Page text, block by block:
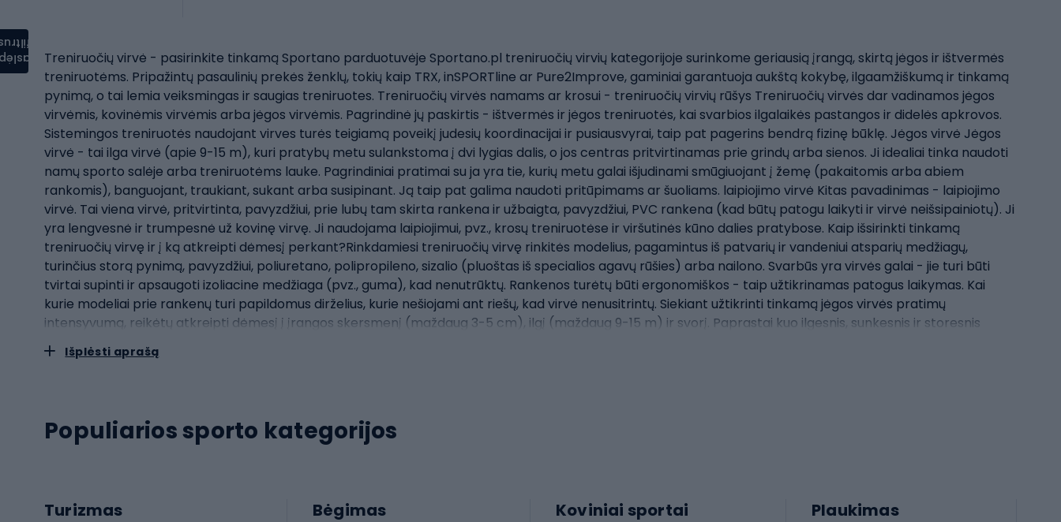
Treniruočių virvė - pasirinkite tinkamą Sportano parduotuvėje Sportano.pl treniruočių virvių kategorijoje surinkome geriausią įrangą, skirtą jėgos ir ištvermės
treniruotėms. Pripažintų pasaulinių prekės ženklų, tokių kaip TRX, inSPORTline ar Pure2Improve, gaminiai garantuoja aukštą kokybę, ilgaamžiškumą ir tinkamą
pynimą, o tai lemia veiksmingas ir saugias treniruotes. Treniruočių virvės namams ar krosui - treniruočių virvių rūšys Treniruočių virvės dar vadinamos jėgos
virvėmis, kovinėmis virvėmis arba jėgos virvėmis. Pagrindinė jų paskirtis - ištvermės ir jėgos treniruotės, kai svarbios ilgalaikės pastangos ir didelės apkrovos.
Sistemingos treniruotės naudojant virves turės teigiamą poveikį judesių koordinacijai ir pusiausvyrai, taip pat pagerins bendrą fizinę būklę. Jėgos virvė Jėgos
virvė - tai ilga virvė (apie 9-15 m), kuri pratybų metu sulankstoma į dvi lygias dalis, o jos centras pritvirtinamas prie grindų arba sienos. Ji idealiai tinka naudoti
namų sporto salėje arba treniruotėms lauke. Pagrindiniai pratimai su ja yra tie, kurių metu galai išjudinami smūgiuojant į žemę (pakaitomis arba abiem
rankomis), banguojant, traukiant, sukant arba susipinant. Ją taip pat galima naudoti pritūpimams ar šuoliams. laipiojimo virvė Kitas pavadinimas - laipiojimo
virvė. Tai viena virvė, pritvirtinta, pavyzdžiui, prie lubų tam skirta rankena ir užbaigta, pavyzdžiui, PVC rankena (kad būtų patogu laikyti ir virvė neišsipainiotų). Ji
yra lengvesnė ir trumpesnė už kovinę virvę. Ji naudojama laipiojimui, pvz., krosų treniruotėse ir viršutinės kūno dalies pratybose. Kaip išsirinkti tinkamą
treniruočių virvę ir į ką atkreipti dėmesį perkant?Rinkdamiesi treniruočių virvę rinkitės modelius, pagamintus iš patvarių ir vandeniui atsparių medžiagų,
turinčius storą pynimą, pavyzdžiui, poliuretano, polipropileno, sizalio (pluoštas iš specialios agavų rūšies) arba nailono. Svarbūs yra virvės galai - jie turi būti
tvirtai supinti ir apsaugoti izoliacine medžiaga (pvz., guma), kad nenutrūktų. Rankenos turėtų būti ergonomiškos - taip užtikrinamas patogus laikymas. Kai
kurie modeliai prie rankenų turi papildomus dirželius, kurie nešiojami ant riešų, kad virvė nenusitrintų. Siekiant užtikrinti tinkamą jėgos virvės pratimų
intensyvumą, reikėtų atkreipti dėmesį į įrangos skersmenį (maždaug 3-5 cm), ilgį (maždaug 9-15 m) ir svorį. Paprastai kuo ilgesnis, sunkesnis ir storesnis
lynas, tuo didesnį pasipriešinimą jis kelia ir tuo didesnės jėgos reikia jam išjudinti. Taip pat patikrinkite naudotojo svorio intervalą - kai kuriuose modeliuose
gamintojas nurodo, nuo kokio svorio treniruokliui geriausia naudoti modelį.Sportano.pl parduotuvėje rasite platų įvairaus ilgio, storio ir svorio treniruočių virvių
Išplėsti aprašą
Populiarios sporto kategorijos
Turizmas Bėgimas Koviniai sportai Plaukimas